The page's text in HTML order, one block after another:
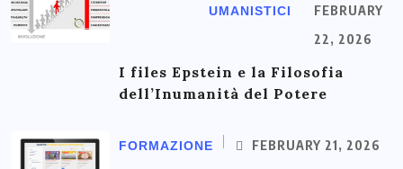
UMANISTICI
FEBRUARY
22, 2026
I files Epstein e la Filosofia
dell’Inumanità del Potere
FORMAZIONE FEBRUARY 21, 2026